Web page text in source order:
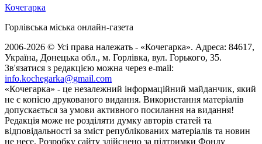
Кочегарка
Горлівська міська онлайн-газета
2006-2026 © Усі права належать - «Кочегарка». Адреса: 84617,
Україна, Донецька обл., м. Горлівка, вул. Горького, 35.
Зв'язатися з редакцією можна через e-mail:
info.kochegarka@gmail.com
«Кочегарка» - це незалежний інформаційний майданчик, який
не є копією друкованого видання. Використання матеріалів
допускається за умови активного посилання на видання!
Редакція може не розділяти думку авторів статей та
відповідальності за зміст републікованих матеріалів та новин
не несе. Розробку сайту здійснено за підтримки Фонду